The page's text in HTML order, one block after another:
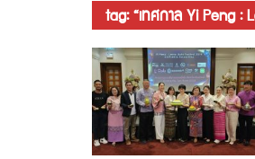
tag: “เทศกาล Yi Peng :